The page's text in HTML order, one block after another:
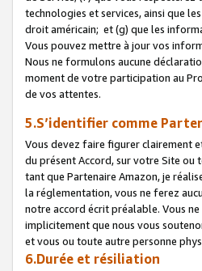
technologies et services, ainsi que
droit américain; et (g) que les
Vous pouvez mettre à jour vos
Nous ne formulons aucune
moment de votre participation au
de vos attentes.
5.S’identifier comme
Vous devez faire figurer clairement
du présent Accord, sur votre Site ou
tant que Partenaire Amazon, je
la réglementation, vous ne ferez
notre accord écrit préalable. Vous
implicitement que nous vous
et vous ou toute autre personne
6.Durée et résiliation